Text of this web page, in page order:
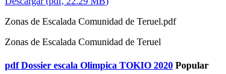
Zonas de Escalada Comunidad de Teruel.pdf
Zonas de Escalada Comunidad de Teruel
pdf Dossier escala Olimpica TOKIO 2020 Popular